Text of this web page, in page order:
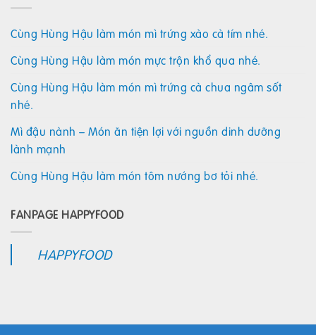
Cùng Hùng Hậu làm món mì trứng xào cà tím nhé.
Cùng Hùng Hậu làm món mực trộn khổ qua nhé.
Cùng Hùng Hậu làm món mì trứng cà chua ngâm sốt
nhé.
Mì đậu nành – Món ăn tiện lợi với nguồn dinh dưỡng
lành mạnh
Cùng Hùng Hậu làm món tôm nướng bơ tỏi nhé.
FANPAGE HAPPYFOOD
HAPPYFOOD